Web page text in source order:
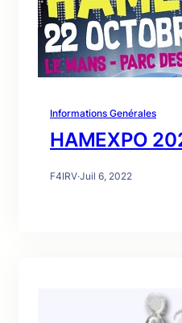
Informations Genérales
HAMEXPO
F4IRV·Juil 6, 2022